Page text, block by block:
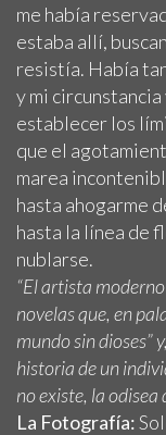
me había
estaba allí,
resistía. Había
y mi
establecer los
que el
marea
hasta ahogarme
hasta la línea de
nublarse.
“El artista
novelas que, en
mundo sin dioses”
historia de un
no existe, la odisea
La Fotografía: